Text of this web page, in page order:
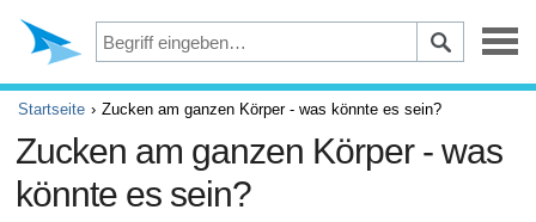
Depression
Augen
Unfälle und Erste Hilfe
Startseite Zucken am ganzen Körper - was könnte es sein?
Zucken am ganzen Körper - was
könnte es sein?